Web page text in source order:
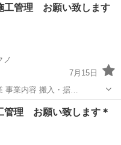
工管理 お願い致します
ノ
7月15日
事業内容 搬入・据…
重量鳶
管理 お願い致します＊